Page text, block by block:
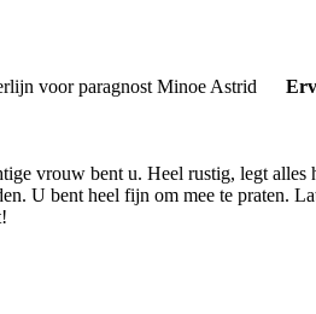
vrouw bent u. Heel rustig, legt
U bent heel fijn om mee te praten.